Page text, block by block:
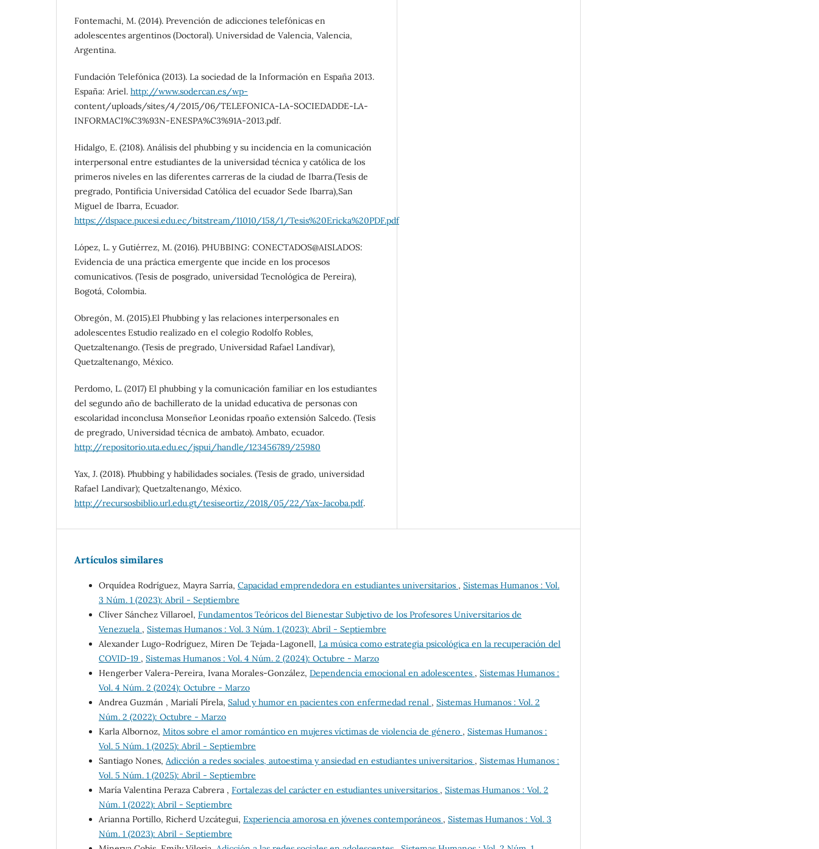
Fontemachi, M. (2014). Prevención de adicciones telefónicas en
adolescentes argentinos (Doctoral). Universidad de Valencia, Valencia,
Argentina.
Fundación Telefónica (2013). La sociedad de la Información en España 2013.
España: Ariel. http://www.sodercan.es/wp-
content/uploads/sites/4/2015/06/TELEFONICA-LA-SOCIEDADDE-LA-
INFORMACI%C3%93N-ENESPA%C3%91A-2013.pdf.
Hidalgo, E. (2108). Análisis del phubbing y su incidencia en la comunicación
interpersonal entre estudiantes de la universidad técnica y católica de los
primeros niveles en las diferentes carreras de la ciudad de Ibarra.(Tesis de
pregrado, Pontificia Universidad Católica del ecuador Sede Ibarra),San
Miguel de Ibarra, Ecuador.
https://dspace.pucesi.edu.ec/bitstream/11010/158/1/Tesis%20Ericka%20PDF.pdf
López, L. y Gutiérrez, M. (2016). PHUBBING: CONECTADOS@AISLADOS:
Evidencia de una práctica emergente que incide en los procesos
comunicativos. (Tesis de posgrado, universidad Tecnológica de Pereira),
Bogotá, Colombia.
Obregón, M. (2015).El Phubbing y las relaciones interpersonales en
adolescentes Estudio realizado en el colegio Rodolfo Robles,
Quetzaltenango. (Tesis de pregrado, Universidad Rafael Landívar),
Quetzaltenango, México.
Perdomo, L. (2017) El phubbing y la comunicación familiar en los estudiantes
del segundo año de bachillerato de la unidad educativa de personas con
escolaridad inconclusa Monseñor Leonidas rpoaño extensión Salcedo. (Tesis
de pregrado, Universidad técnica de ambato). Ambato, ecuador.
http://repositorio.uta.edu.ec/jspui/handle/123456789/25980
Yax, J. (2018). Phubbing y habilidades sociales. (Tesis de grado, universidad
Rafael Landivar); Quetzaltenango, México.
http://recursosbiblio.url.edu.gt/tesiseortiz/2018/05/22/Yax-Jacoba.pdf.
Artículos similares
Orquídea Rodríguez, Mayra Sarría, Capacidad emprendedora en estudiantes universitarios , Sistemas Humanos : Vol.
3 Núm. 1 (2023): Abril - Septiembre
Clíver Sánchez Villaroel, Fundamentos Teóricos del Bienestar Subjetivo de los Profesores Universitarios de
Venezuela , Sistemas Humanos : Vol. 3 Núm. 1 (2023): Abril - Septiembre
Alexander Lugo-Rodríguez, Miren De Tejada-Lagonell, La música como estrategia psicológica en la recuperación del
COVID-19 , Sistemas Humanos : Vol. 4 Núm. 2 (2024): Octubre - Marzo
Hengerber Valera-Pereira, Ivana Morales-González, Dependencia emocional en adolescentes , Sistemas Humanos :
Vol. 4 Núm. 2 (2024): Octubre - Marzo
Andrea Guzmán , Marialí Pírela, Salud y humor en pacientes con enfermedad renal , Sistemas Humanos : Vol. 2
Núm. 2 (2022): Octubre - Marzo
Karla Albornoz, Mitos sobre el amor romántico en mujeres víctimas de violencia de género , Sistemas Humanos :
Vol. 5 Núm. 1 (2025): Abril - Septiembre
Santiago Nones, Adicción a redes sociales, autoestima y ansiedad en estudiantes universitarios , Sistemas Humanos :
Vol. 5 Núm. 1 (2025): Abril - Septiembre
María Valentina Peraza Cabrera , Fortalezas del carácter en estudiantes universitarios , Sistemas Humanos : Vol. 2
Núm. 1 (2022): Abril - Septiembre
Arianna Portillo, Richerd Uzcátegui, Experiencia amorosa en jóvenes contemporáneos , Sistemas Humanos : Vol. 3
Núm. 1 (2023): Abril - Septiembre